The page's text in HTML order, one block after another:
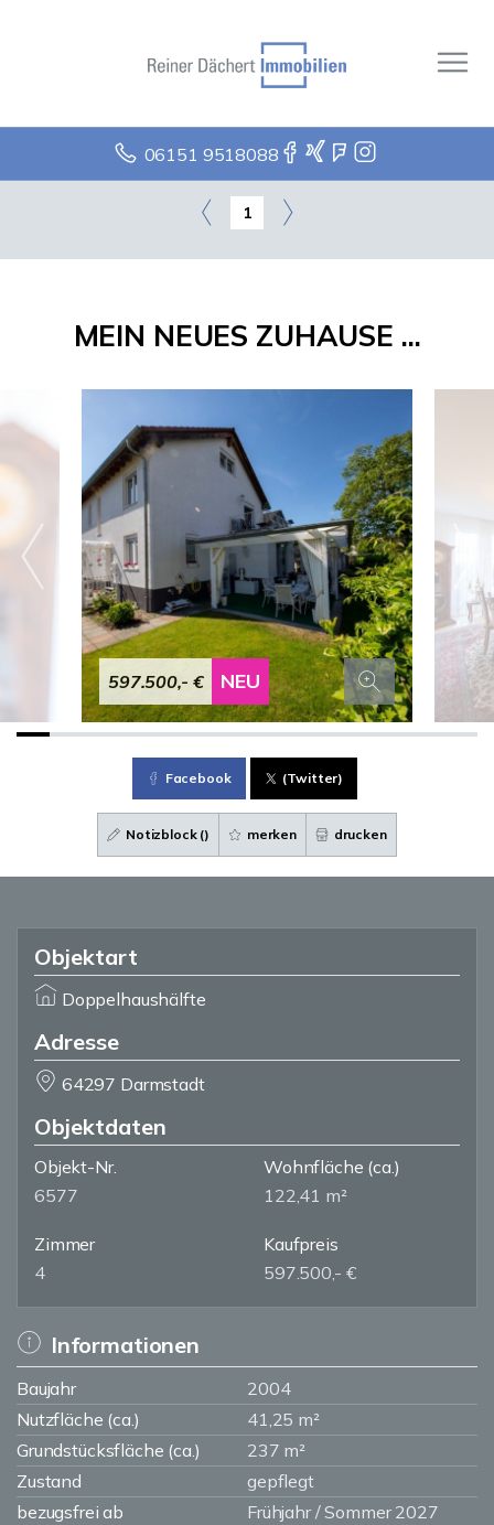
06151 9518088
1
MEIN NEUES ZUHAUSE ...
597.500,- € NEU
Facebook (Twitter)
Notizblock () merken drucken
Objektart
Doppelhaushälfte
Adresse
64297 Darmstadt
Objektdaten
Objekt-Nr.
6577
Wohnfläche (ca.)
122,41 m²
Zimmer
4
Kaufpreis
597.500,- €
Informationen
Baujahr
2004
Nutzfläche (ca.)
41,25 m²
Grundstücksfläche (ca.)
237 m²
Zustand
gepflegt
bezugsfrei ab
Frühjahr / Sommer 2027